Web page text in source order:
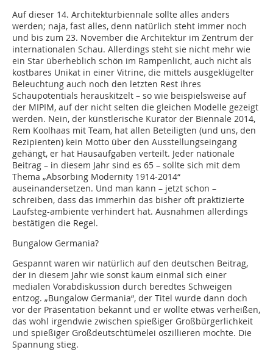
Auf dieser 14. Architekturbiennale sollte alles anders
werden; naja, fast alles, denn natürlich steht immer noch
und bis zum 23. November die Architektur im Zentrum der
internationalen Schau. Allerdings steht sie nicht mehr wie
ein Star überheblich schön im Rampenlicht, auch nicht als
kostbares Unikat in einer Vitrine, die mittels ausgeklügelter
Beleuchtung auch noch den letzten Rest ihres
Schaupotentials herauskitzelt – so wie beispielsweise auf
der MIPIM, auf der nicht selten die gleichen Modelle gezeigt
werden. Nein, der künstlerische Kurator der Biennale 2014,
Rem Koolhaas mit Team, hat allen Beteiligten (und uns, den
Rezipienten) kein Motto über den Ausstellungseingang
gehängt, er hat Hausaufgaben verteilt. Jeder nationale
Beitrag – in diesem Jahr sind es 65 – sollte sich mit dem
Thema „Absorbing Modernity 1914-2014“
auseinandersetzen. Und man kann – jetzt schon –
schreiben, dass das immerhin das bisher oft praktizierte
Laufsteg-ambiente verhindert hat. Ausnahmen allerdings
bestätigen die Regel.
Bungalow Germania?
Gespannt waren wir natürlich auf den deutschen Beitrag,
der in diesem Jahr wie sonst kaum einmal sich einer
medialen Vorabdiskussion durch beredtes Schweigen
entzog. „Bungalow Germania“, der Titel wurde dann doch
vor der Präsentation bekannt und er wollte etwas verheißen,
das wohl irgendwie zwischen spießiger Großbürgerlichkeit
und spießiger Großdeutschtümelei oszillieren mochte. Die
Spannung stieg.